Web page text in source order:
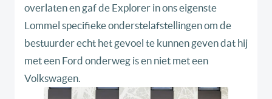
overlaten en gaf de Explorer in ons eigenste
Lommel specifieke onderstelafstellingen om de
bestuurder echt het gevoel te kunnen geven dat hij
met een Ford onderweg is en niet met een
Volkswagen.